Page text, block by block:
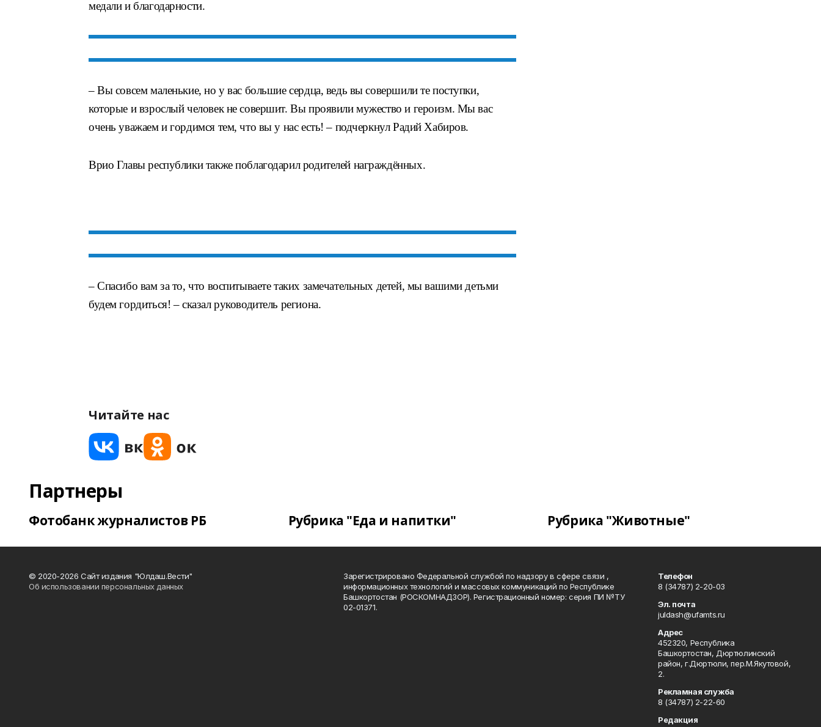
медали и благодарности.
– Вы совсем маленькие, но у вас большие сердца, ведь вы совершили те поступки,
которые и взрослый человек не совершит. Вы проявили мужество и героизм. Мы вас
очень уважаем и гордимся тем, что вы у нас есть! – подчеркнул Радий Хабиров.
Врио Главы республики также поблагодарил родителей награждённых.
– Спасибо вам за то, что воспитываете таких замечательных детей, мы вашими детьми
будем гордиться! – сказал руководитель региона.
Читайте нас
Партнеры
Фотобанк журналистов РБ Рубрика "Еда и напитки" Рубрика "Животные"
© 2020-2026 Сайт издания "Юлдаш.Вести"
Об использовании персональных данных
Зарегистрировано Федеральной службой по надзору в сфере связи ,
информационных технологий и массовых коммуникаций по Республике
Башкортостан (РОСКОМНАДЗОР). Регистрационный номер: серия ПИ №ТУ
02-01371.
Телефон
8 (34787) 2-20-03
Эл. почта
juldash@ufamts.ru
Адрес
452320, Республика
Башкортостан, Дюртюлинский
район, г.Дюртюли, пер.М.Якутовой,
2.
Рекламная служба
8 (34787) 2-22-60
Редакция